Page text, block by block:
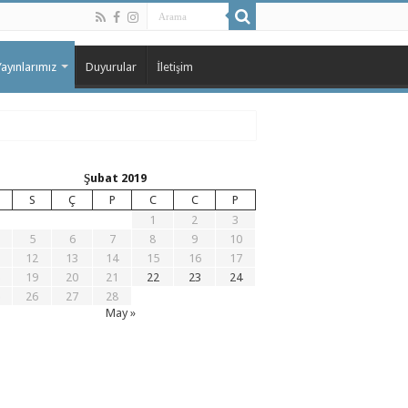
Duyurular İletişim
Şubat 2019
S Ç P C C
P
1
2
3
5 6 7 8 9
10
12 13 14 15 16
17
19 20 21 22 23
24
26 27
28
May »